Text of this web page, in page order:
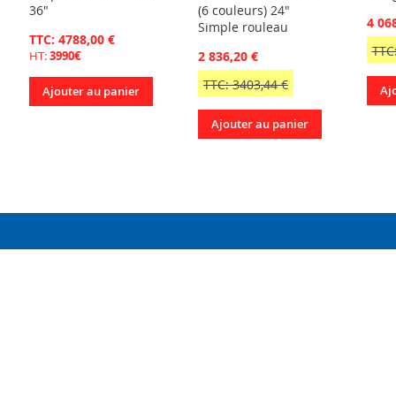
36"
TTC: 4788,00 €
HT:3990€
Ajouter au panier
(6 couleurs) 24"
Simple rouleau
2 836,20 €
TTC: 3403,44 €
Ajouter au panier
4